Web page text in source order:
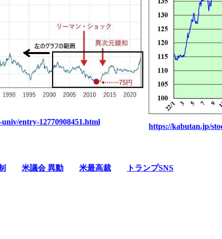
https://kabutan.jp/
entry-12770908451.html
米議会 異動 米最高裁 トランプSNS